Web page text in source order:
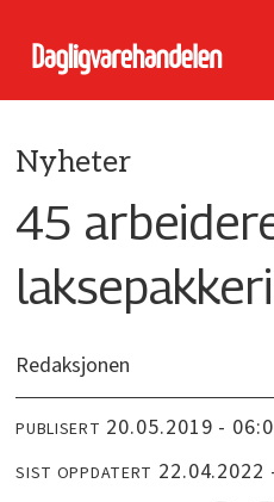
Nyheter
45
Redaksjonen
PUBLISERT 20.05.2019 -
SIST OPPDATERT